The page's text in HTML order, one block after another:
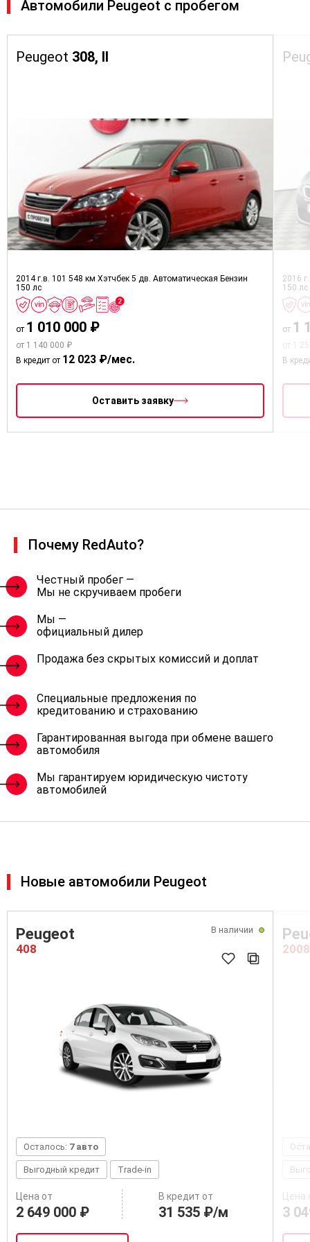
Автомобили Peugeot с пробегом
Peugeot 308, II
2014 г.в. 101 548 км Хэтчбек 5 дв. Автоматическая Бензин
150 лс
от 1 010 000 ₽
от 1 140 000 ₽
В кредит от 12 023 ₽/мес.
Оставить заявку
2016
150 лс
от 1
В
Почему RedAuto?
Честный пробег —
Мы не скручиваем пробеги
Мы —
официальный дилер
Продажа без скрытых комиссий и доплат
Специальные предложения по
кредитованию и страхованию
Гарантированная выгода при обмене вашего
автомобиля
Мы гарантируем юридическую чистоту
автомобилей
Новые автомобили Peugeot
В наличии
Peugeot
408
Осталось: 7 авто
Выгодный кредит Trade-in
Цена от
2 649 000 ₽
В кредит от
31 535 ₽/м
2008
Цена
3